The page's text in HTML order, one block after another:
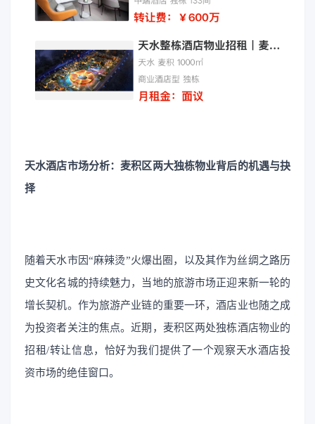
天水酒店市场分析：麦积区两大独栋物业背后的机遇与抉
择
随着天水市因“麻辣烫”火爆出圈，以及其作为丝绸之路历
史文化名城的持续魅力，当地的旅游市场正迎来新一轮的
增长契机。作为旅游产业链的重要一环，酒店业也随之成
为投资者关注的焦点。近期，麦积区两处独栋酒店物业的
招租/转让信息，恰好为我们提供了一个观察天水酒店投
资市场的绝佳窗口。